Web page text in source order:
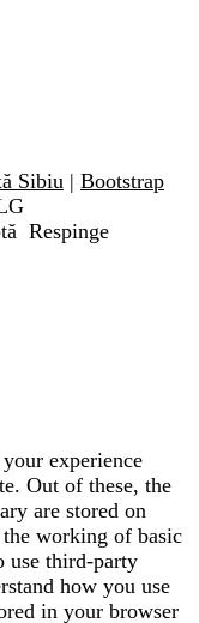
Sibiu | Bootstrap
Respinge
experience
Out of these, the
are stored on
working of basic
use third-party
how you use
in your browser